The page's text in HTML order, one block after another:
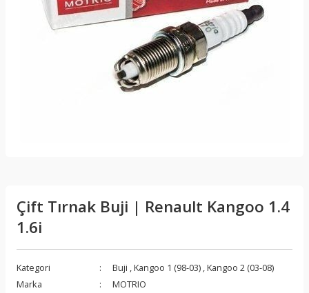
Çift Tırnak Buji | Renault Kangoo 1.4
1.6i
Kategori Buji ,Kangoo 1 (98-03) ,Kangoo 2 (03-08)
Marka
MOTRIO